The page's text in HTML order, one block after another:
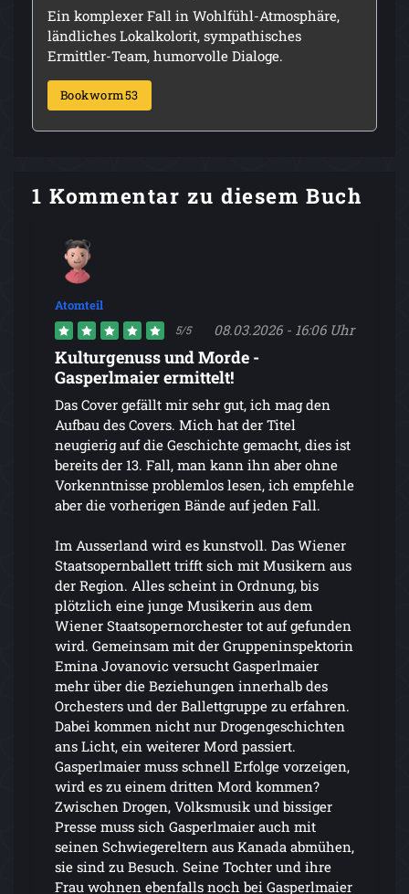
Ein komplexer Fall in Wohlfühl-Atmosphäre,
ländliches Lokalkolorit, sympathisches
Ermittler-Team, humorvolle Dialoge.
Bookworm53
1 Kommentar zu diesem Buch
Atomteil
5/5 08.03.2026 - 16:06 Uhr
Kulturgenuss und Morde -
Gasperlmaier ermittelt!
Das Cover gefällt mir sehr gut, ich mag den
Aufbau des Covers. Mich hat der Titel
neugierig auf die Geschichte gemacht, dies ist
bereits der 13. Fall, man kann ihn aber ohne
Vorkenntnisse problemlos lesen, ich empfehle
aber die vorherigen Bände auf jeden Fall.
Im Ausserland wird es kunstvoll. Das Wiener
Staatsopernballett trifft sich mit Musikern aus
der Region. Alles scheint in Ordnung, bis
plötzlich eine junge Musikerin aus dem
Wiener Staatsopernorchester tot auf gefunden
wird. Gemeinsam mit der Gruppeninspektorin
Emina Jovanovic versucht Gasperlmaier
mehr über die Beziehungen innerhalb des
Orchesters und der Ballettgruppe zu erfahren.
Dabei kommen nicht nur Drogengeschichten
ans Licht, ein weiterer Mord passiert.
Gasperlmaier muss schnell Erfolge vorzeigen,
wird es zu einem dritten Mord kommen?
Zwischen Drogen, Volksmusik und bissiger
Presse muss sich Gasperlmaier auch mit
seinen Schwiegereltern aus Kanada abmühen,
sie sind zu Besuch. Seine Tochter und ihre
Frau wohnen ebenfalls noch bei Gasperlmaier